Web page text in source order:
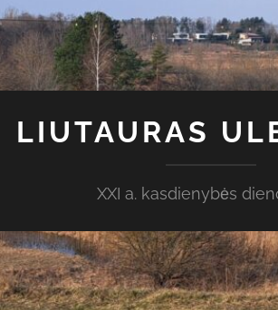
LIUTAURAS
XXI a. kasdienybės